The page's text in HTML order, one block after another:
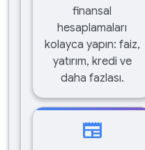
finansal
hesaplamaları
kolayca yapın: faiz,
yatırım, kredi ve
daha fazlası.
newspaper